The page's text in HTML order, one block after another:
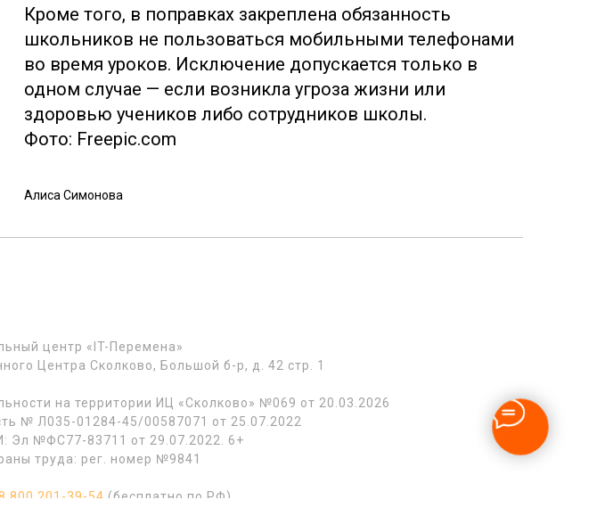
Кроме того, в поправках закреплена обязанность
школьников не пользоваться мобильными телефонами
во время уроков. Исключение допускается только в
одном случае — если возникла угроза жизни или
здоровью учеников либо сотрудников школы.
Фото: Freepic.com
Алиса Симонова
центр «IT-Перемена»
Центра Сколково, Большой б-р, д. 42 стр. 1
на территории ИЦ «Сколково» №069 от 20.03.2026
№ Л035-01284-45/00587071 от 25.07.2022
Эл №ФС77-83711 от 29.07.2022. 6+
труда: рег. номер №9841
800 201-39-54 (бесплатно по РФ)